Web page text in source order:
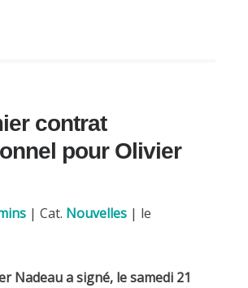
contrat
pour Olivier
| Cat. Nouvelles | le
Nadeau a signé, le samedi 21